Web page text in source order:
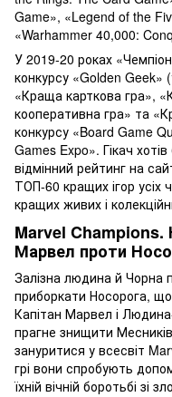
Game», «Legend of the
«Warhammer 40,000:
У 2019-20 роках
конкурсу «Golden Geek»
«Краща карткова гра»,
кооперативна гра» та
конкурсу «Board Game
Games Expo». Гікач
відмінний рейтинг на
ТОП-60 кращих ігор усіх
кращих живих і
Marvel Champions.
Марвел проти
Залізна людина й Чорна
приборкати Носорога,
Капітан Марвел і
прагне знищити
зануритися у всесвіт
грі вони спробують
їхній вічній боротьбі зі